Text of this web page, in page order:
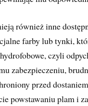
również inne
farby lub tynki,
czyli
zabezpieczeniu,
przed
powstawaniu plam i